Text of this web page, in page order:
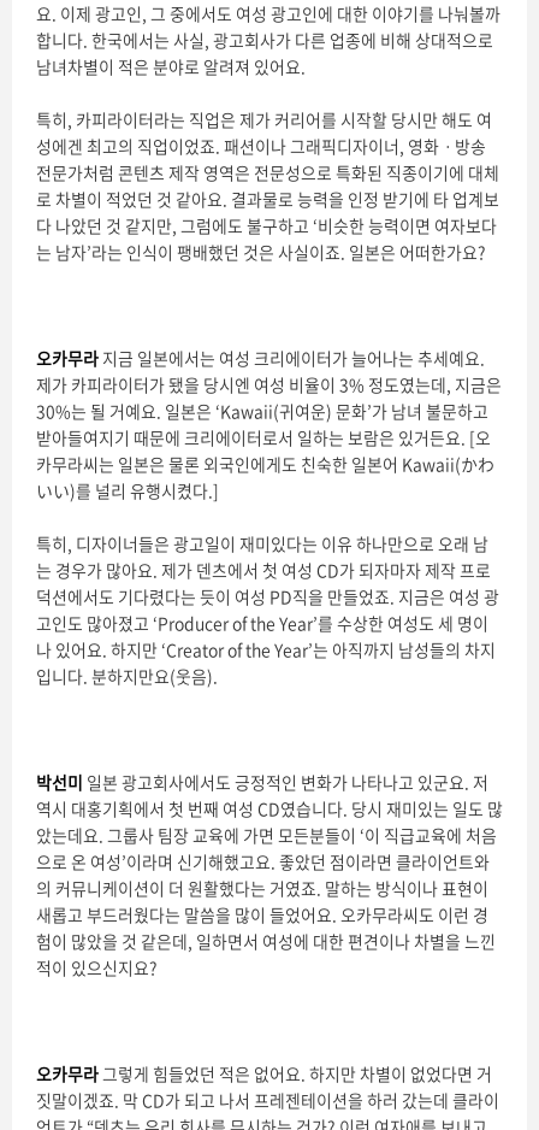
요. 이제 광고인, 그 중에서도 여성 광고인에 대한 이야기를 나눠볼까
합니다. 한국에서는 사실, 광고회사가 다른 업종에 비해 상대적으로
남녀차별이 적은 분야로 알려져 있어요.
특히, 카피라이터라는 직업은 제가 커리어를 시작할 당시만 해도 여
성에겐 최고의 직업이었죠. 패션이나 그래픽디자이너, 영화ㆍ방송
전문가처럼 콘텐츠 제작 영역은 전문성으로 특화된 직종이기에 대체
로 차별이 적었던 것 같아요. 결과물로 능력을 인정 받기에 타 업계보
다 나았던 것 같지만, 그럼에도 불구하고 ‘비슷한 능력이면 여자보다
는 남자’라는 인식이 팽배했던 것은 사실이죠. 일본은 어떠한가요?
오카무라 지금 일본에서는 여성 크리에이터가 늘어나는 추세예요.
제가 카피라이터가 됐을 당시엔 여성 비율이 3% 정도였는데, 지금은
30%는 될 거예요. 일본은 ‘Kawaii(귀여운) 문화’가 남녀 불문하고
받아들여지기 때문에 크리에이터로서 일하는 보람은 있거든요. [오
카무라씨는 일본은 물론 외국인에게도 친숙한 일본어 Kawaii(かわ
いい)를 널리 유행시켰다.]
특히, 디자이너들은 광고일이 재미있다는 이유 하나만으로 오래 남
는 경우가 많아요. 제가 덴츠에서 첫 여성 CD가 되자마자 제작 프로
덕션에서도 기다렸다는 듯이 여성 PD직을 만들었죠. 지금은 여성 광
고인도 많아졌고 ‘Producer of the Year’를 수상한 여성도 세 명이
나 있어요. 하지만 ‘Creator of the Year’는 아직까지 남성들의 차지
입니다. 분하지만요(웃음).
박선미 일본 광고회사에서도 긍정적인 변화가 나타나고 있군요. 저
역시 대홍기획에서 첫 번째 여성 CD였습니다. 당시 재미있는 일도 많
았는데요. 그룹사 팀장 교육에 가면 모든분들이 ‘이 직급교육에 처음
으로 온 여성’이라며 신기해했고요. 좋았던 점이라면 클라이언트와
의 커뮤니케이션이 더 원활했다는 거였죠. 말하는 방식이나 표현이
새롭고 부드러웠다는 말씀을 많이 들었어요. 오카무라씨도 이런 경
험이 많았을 것 같은데, 일하면서 여성에 대한 편견이나 차별을 느낀
적이 있으신지요?
오카무라그렇게 힘들었던 적은 없어요. 하지만 차별이 없었다면 거
짓말이겠죠. 막 CD가 되고 나서 프레젠테이션을 하러 갔는데 클라이